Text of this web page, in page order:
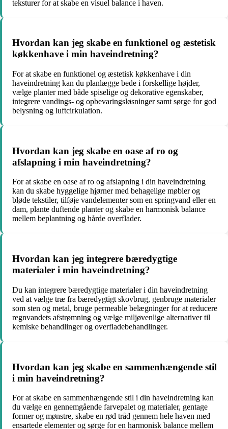
teksturer for at skabe en visuel balance i haven.
Hvordan kan jeg skabe en funktionel og æstetisk
køkkenhave i min haveindretning?
For at skabe en funktionel og æstetisk køkkenhave i din
haveindretning kan du planlægge bede i forskellige højder,
vælge planter med både spiselige og dekorative egenskaber,
integrere vandings- og opbevaringsløsninger samt sørge for god
belysning og luftcirkulation.
Hvordan kan jeg skabe en oase af ro og
afslapning i min haveindretning?
For at skabe en oase af ro og afslapning i din haveindretning
kan du skabe hyggelige hjørner med behagelige møbler og
bløde tekstiler, tilføje vandelementer som en springvand eller en
dam, plante duftende planter og skabe en harmonisk balance
mellem beplantning og hårde overflader.
Hvordan kan jeg integrere bæredygtige
materialer i min haveindretning?
Du kan integrere bæredygtige materialer i din haveindretning
ved at vælge træ fra bæredygtigt skovbrug, genbruge materialer
som sten og metal, bruge permeable belægninger for at reducere
regnvandets afstrømning og vælge miljøvenlige alternativer til
kemiske behandlinger og overfladebehandlinger.
Hvordan kan jeg skabe en sammenhængende stil
i min haveindretning?
For at skabe en sammenhængende stil i din haveindretning kan
du vælge en gennemgående farvepalet og materialer, gentage
former og mønstre, skabe en rød tråd gennem hele haven med
ensartede elementer og sørge for en harmonisk balance mellem